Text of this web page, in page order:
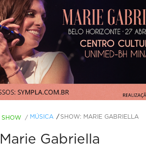
SHOW / MÚSICA SHOW: MARIE GABRIELLA
Gabriella